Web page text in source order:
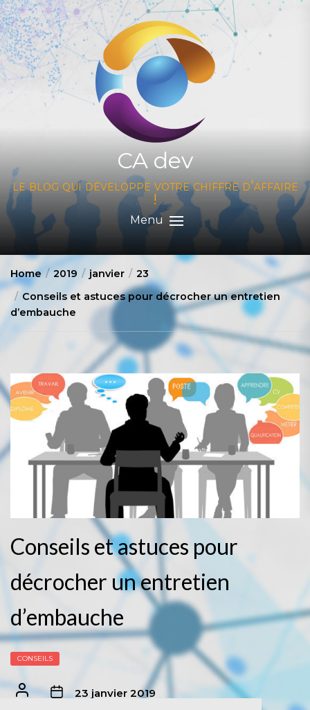
Skip
to
the
content
CA dev
le blog qui développe votre chiffre d'affaire
!
Menu
Home 2019 janvier
23
Conseils et astuces pour décrocher un entretien
d’embauche
Conseils et astuces pour
décrocher un entretien
d’embauche
CONSEILS
23 janvier 2019